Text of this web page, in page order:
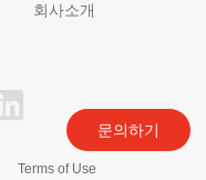
회사소개
Terms of Use
문의하기